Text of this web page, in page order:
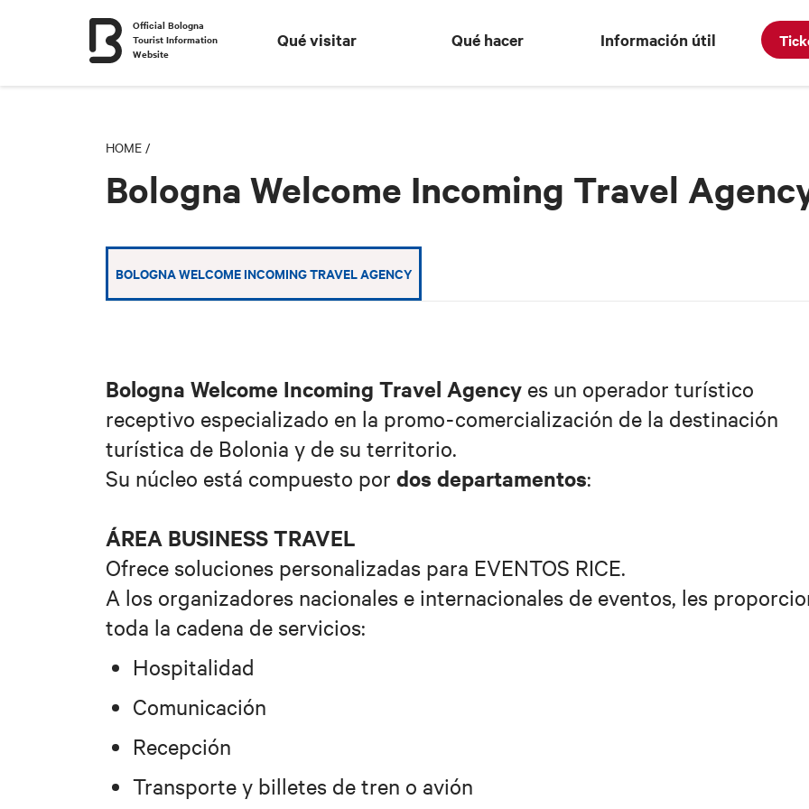
Official Bologna
Tourist Information
Website
Qué visitar Qué hacer Información útil
HOME /
Bologna Welcome Incoming Travel
BOLOGNA WELCOME INCOMING TRAVEL AGENCY
Bologna Welcome Incoming Travel Agency es un operador turístico
receptivo especializado en la promo-comercialización de la destinación
turística de Bolonia y de su territorio.
Su núcleo está compuesto por dos departamentos:
ÁREA BUSINESS TRAVEL
Ofrece soluciones personalizadas para EVENTOS RICE.
A los organizadores nacionales e internacionales de eventos, les
toda la cadena de servicios:
Hospitalidad
Comunicación
Recepción
Transporte y billetes de tren o avión